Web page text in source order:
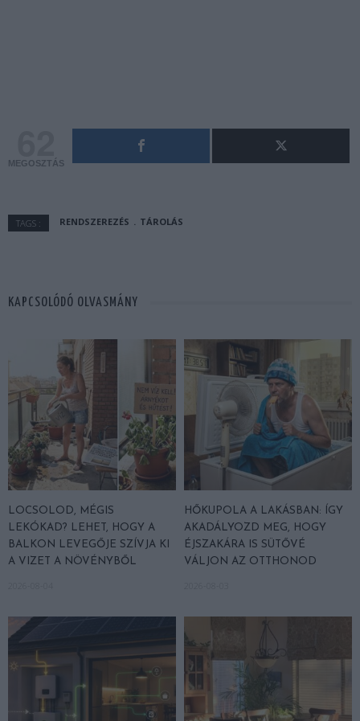
MEGOSZTÁS
TAGS : RENDSZEREZÉS TÁROLÁS
KAPCSOLÓDÓ OLVASMÁNY
LOCSOLOD, MÉGIS
LEKÓKAD? LEHET, HOGY A
BALKON LEVEGŐJE SZÍVJA KI
A VIZET A NÖVÉNYBŐL
HŐKUPOLA A LAKÁSBAN: ÍGY
AKADÁLYOZD MEG, HOGY
ÉJSZAKÁRA IS SÜTŐVÉ
VÁLJON AZ OTTHONOD